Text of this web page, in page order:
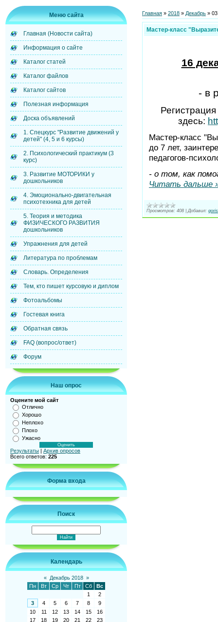
Меню сайта
Главная (Новости сайта)
Информация о сайте
Каталог статей
Каталог файлов
Каталог сайтов
Полезная информация
Доска объявлений
1. Спецкурс "Развитие движений у
детей" (4, 5 и 6 курсы)
2. Психологический практикум (3
курс)
3. Развитие МОТОРИКИ у
дошкольников
4. Эмоционально-двигательная
психотехника для детей
5. Теория и методика
ФИЗИЧЕСКОГО РАЗВИТИЯ
дошкольников
Упражнения для детей
Литература по проблемам
Словарь. Определения
Тем, кто пишет курсовую и диплом
Фотоальбомы
Гостевая книга
Обратная связь
FAQ (вопрос/ответ)
Форум
Наш опрос
Оцените мой сайт
Отлично
Хорошо
Неплохо
Плохо
Ужасно
Результаты | Архив опросов
Всего ответов: 225
Форма входа
Поиск
Календарь
« Декабрь 2018 »
Пн
Вт Ср Чт Пт Сб
Вс
1
2
3
4 5 6 7 8
9
10
11 12 13 14 15
16
17
18 19 20 21 22 23
Главная » 2018 » Декабрь » 03
Мастер-класс
16
- в
здесь:
Мастер-класс
до 7 лет,
педагогов-
- о том, как
Читать дальше
Просмотров: 408 Добавил: